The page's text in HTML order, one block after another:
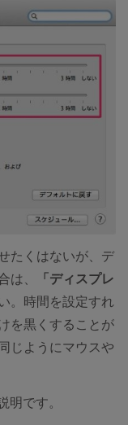
たくはないが、デ
、
「ディスプレ
。時間を設定すれ
を黒くすることが
じようにマウスや
です。